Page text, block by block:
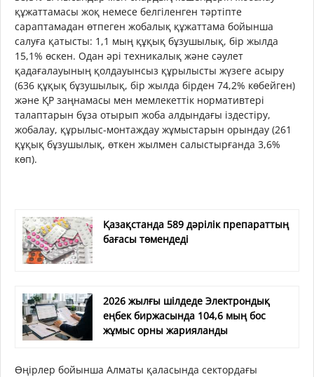
құжаттамасы жоқ немесе белгіленген тәртіпте
сараптамадан өтпеген жобалық құжаттама бойынша
салуға қатысты: 1,1 мың құқық бұзушылық, бір жылда
15,1% өскен. Одан әрі техникалық және сәулет
қадағалауының қолдауынсыз құрылысты жүзеге асыру
(636 құқық бұзушылық, бір жылда бірден 74,2% көбейген)
және ҚР заңнамасы мен мемлекеттік нормативтері
талаптарын бұза отырып жоба алдындағы іздестіру,
жобалау, құрылыс-монтаждау жұмыстарын орындау (261
құқық бұзушылық, өткен жылмен салыстырғанда 3,6%
көп).
Қазақстанда 589 дәрілік препараттың
бағасы төмендеді
2026 жылғы шілдеде Электрондық
еңбек биржасында 104,6 мың бос
жұмыс орны жарияланды
Өңірлер бойынша Алматы қаласында сектордағы